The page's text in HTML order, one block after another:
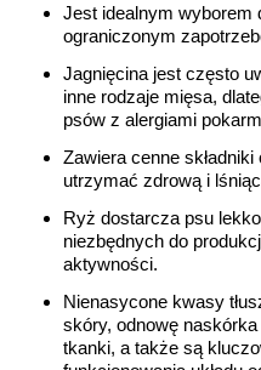
Jest idealnym wyborem
ograniczonym
Jagnięcina jest często
inne rodzaje mięsa,
psów z alergiami
Zawiera cenne
utrzymać zdrową i
Ryż dostarcza psu
niezbędnych do
aktywności.
Nienasycone kwasy
skóry, odnowę
tkanki, a także są